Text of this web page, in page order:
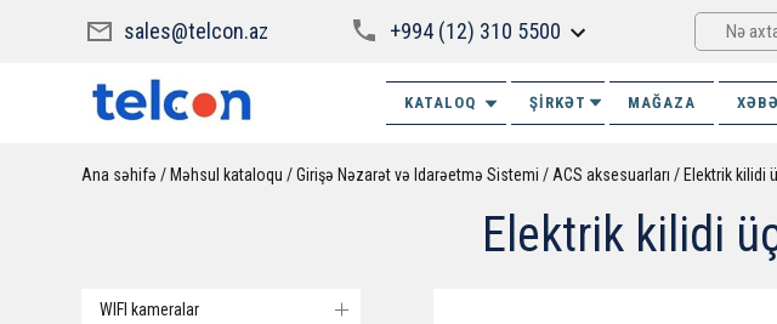
sales@telcon.az +994 (12) 310 5500
KATALOQ ŞİRKƏT MAĞAZA
Ana səhifə Məhsul kataloqu Girişə Nəzarət və Idarəetmə Sistemi ACS aksesuarları Elektrik kilidi
Elektrik kilidi
WIFI kameralar